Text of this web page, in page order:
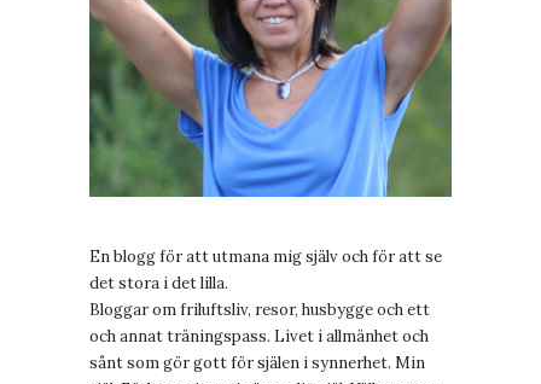
En blogg för att utmana mig själv och för att se
det stora i det lilla.
Bloggar om friluftsliv, resor, husbygge och ett
och annat träningspass. Livet i allmänhet och
sånt som gör gott för själen i synnerhet. Min